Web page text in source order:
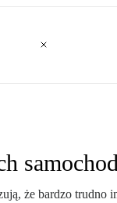
że bardzo trudno